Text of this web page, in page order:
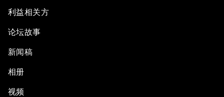
利益相关方
论坛故事
新闻稿
相册
视频